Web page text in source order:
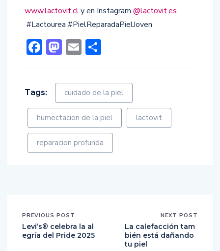
www.lactovit.cly en Instagram @lactovit.es
#Lactourea #PielReparadaPielJoven
Facebook
Mastodon
Email
Tags: cuidado de la piel
humectacion de la piel lactovit
reparacion profunda
PREVIOUS POST
Levi’s® celebra la al
egría del Pride 2025
NEXT POST
La calefacción tam
bién está dañando
tu piel